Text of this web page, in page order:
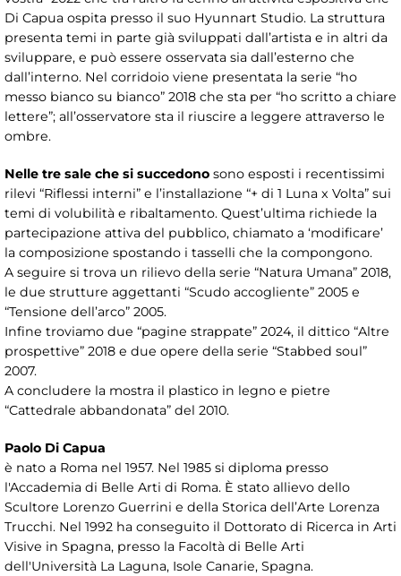
Di Capua ospita presso il suo Hyunnart Studio. La struttura
presenta temi in parte già sviluppati dall’artista e in altri da
sviluppare, e può essere osservata sia dall’esterno che
dall’interno. Nel corridoio viene presentata la serie “ho
messo bianco su bianco” 2018 che sta per “ho scritto a chiare
lettere”; all’osservatore sta il riuscire a leggere attraverso le
ombre.
Nelle tre sale che si succedono sono esposti i recentissimi
rilevi “Riflessi interni” e l’installazione “+ di 1 Luna x Volta” sui
temi di volubilità e ribaltamento. Quest’ultima richiede la
partecipazione attiva del pubblico, chiamato a ‘modificare’
la composizione spostando i tasselli che la compongono.
A seguire si trova un rilievo della serie “Natura Umana” 2018,
le due strutture aggettanti “Scudo accogliente” 2005 e
“Tensione dell’arco” 2005.
Infine troviamo due “pagine strappate” 2024, il dittico “Altre
prospettive” 2018 e due opere della serie “Stabbed soul”
2007.
A concludere la mostra il plastico in legno e pietre
“Cattedrale abbandonata” del 2010.
Paolo Di Capua
è nato a Roma nel 1957. Nel 1985 si diploma presso
l'Accademia di Belle Arti di Roma. È stato allievo dello
Scultore Lorenzo Guerrini e della Storica dell’Arte Lorenza
Trucchi. Nel 1992 ha conseguito il Dottorato di Ricerca in Arti
Visive in Spagna, presso la Facoltà di Belle Arti
dell'Università La Laguna, Isole Canarie, Spagna.